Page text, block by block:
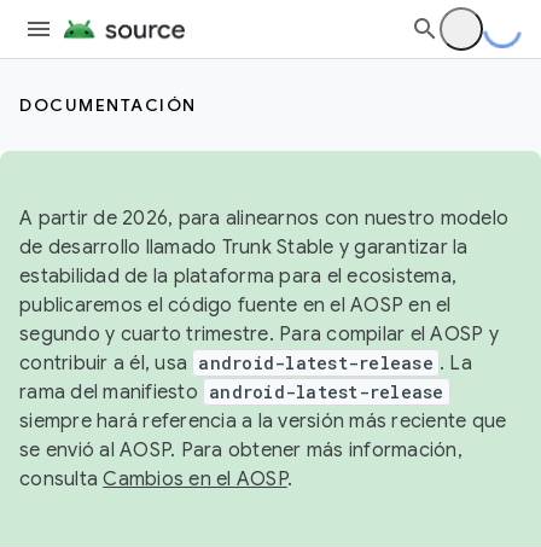
DOCUMENTACIÓN
A partir de 2026, para alinearnos con nuestro modelo
de desarrollo llamado Trunk Stable y garantizar la
estabilidad de la plataforma para el ecosistema,
publicaremos el código fuente en el AOSP en el
segundo y cuarto trimestre. Para compilar el AOSP y
contribuir a él, usa android-latest-release . La
rama del manifiesto android-latest-release
siempre hará referencia a la versión más reciente que
se envió al AOSP. Para obtener más información,
consultaCambios en el AOSP.